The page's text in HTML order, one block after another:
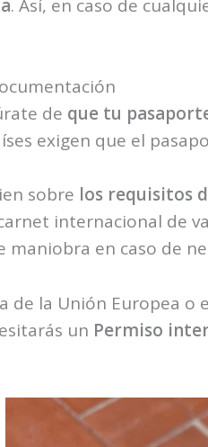
. Así, en caso de
de que tu
exigen que el
sobre los requisitos
internacional de
maniobra en caso de
de la Unión Europea
un Permiso